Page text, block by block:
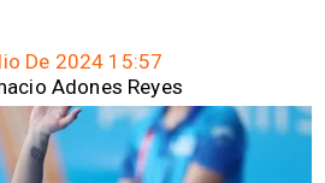
De 2024 15:57
Adones Reyes